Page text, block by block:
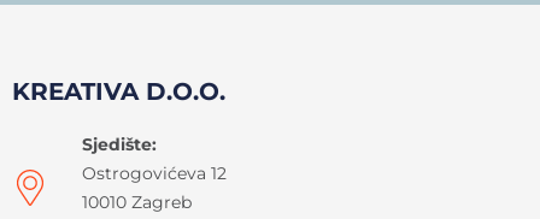
KREATIVA D.O.O.
Sjedište:
Ostrogovićeva 12
10010 Zagreb